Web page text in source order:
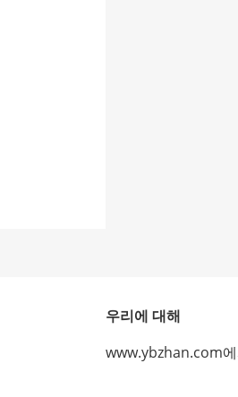
우리에 대해
www.ybzhan.com